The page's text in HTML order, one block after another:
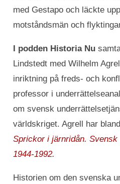
med Gestapo och läckte
motståndsmän och
I podden Historia Nu
Lindstedt med Wilhelm
inriktning på freds- och
professor i
om svensk
världskriget. Agrell har
Sprickor i järnridån.
1944-1992.
Historien om den svenska